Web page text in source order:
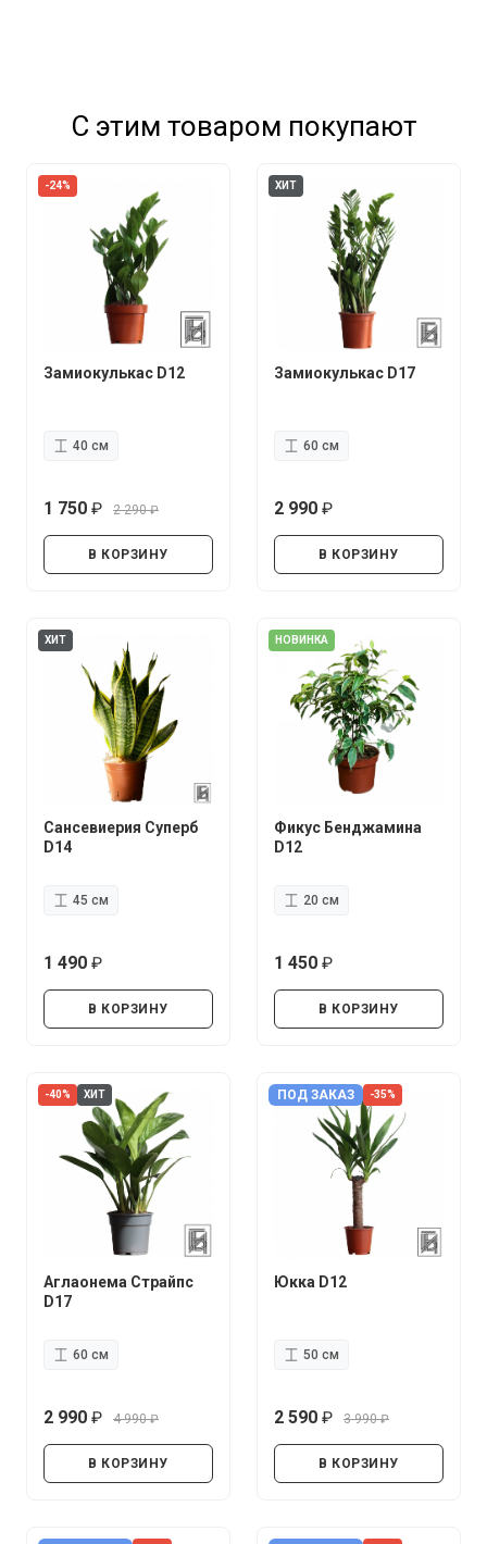
С этим товаром покупают
-24%
Замиокулькас D12
40 см
1 750
2 290
В КОРЗИНУ
ХИТ
Замиокулькас D17
60 см
2 990
В КОРЗИНУ
ХИТ
Сансевиерия Суперб
D14
45 см
1 490
В КОРЗИНУ
НОВИНКА
Фикус Бенджамина
D12
20 см
1 450
В КОРЗИНУ
-40% ХИТ
Аглаонема Страйпс
D17
60 см
2 990
4 990
В КОРЗИНУ
ПОД ЗАКАЗ -35%
Юкка D12
50 см
2 590
3 990
В КОРЗИНУ